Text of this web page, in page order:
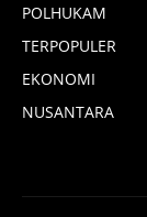
POLHUKAM
TERPOPULER
EKONOMI
NUSANTARA